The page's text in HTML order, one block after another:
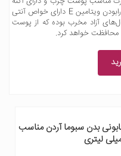
سبوما آردن به دلیل دارابودن ویتامین E دارای خواص آنتی
آزاد مخرب بوده که از پوست
محافظت خواهد کرد.
بدن سبوما آردن مناسب